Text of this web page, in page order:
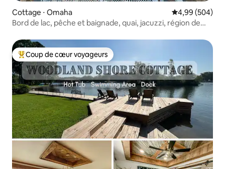
Cottage ⋅ Omaha Évaluation
4,99 (504)
Bord de lac, pêche et baignade, quai, jacuzzi, région de
Coups de cœur voyageurs les plus appréciés
Coup de cœur voyageurs